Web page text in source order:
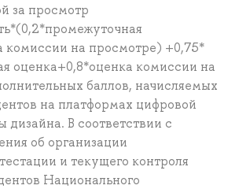
за просмотр
комиссии на просмотре) +0,75*
оценка+0,8*оценка комиссии на
баллов, начисляемых
на платформах цифровой
В соответствии с
об организации
и текущего контроля
Национального